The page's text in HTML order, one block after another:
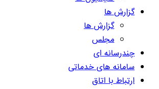
گزارش ها
گزارش ها
مجلس
چندرسانه ای
سامانه های خدماتی
ارتباط با اتاق